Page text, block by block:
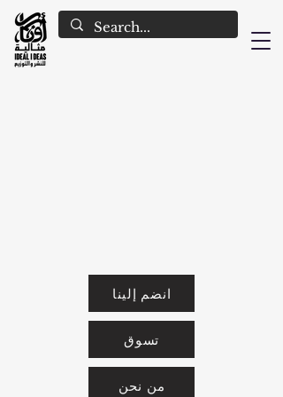
انضم إلينا
تسوق
من نحن